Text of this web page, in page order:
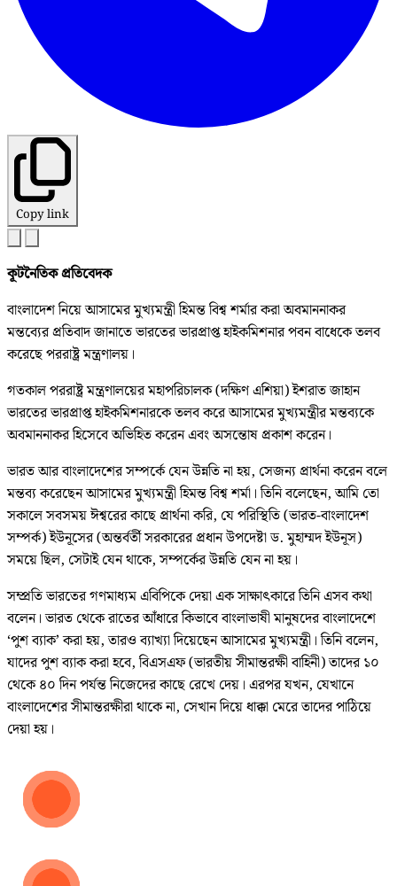
Copy link
কূটনৈতিক প্রতিবেদক
বাংলাদেশ নিয়ে আসামের মুখ্যমন্ত্রী হিমন্ত বিশ্ব শর্মার করা অবমাননাকর
মন্তব্যের প্রতিবাদ জানাতে ভারতের ভারপ্রাপ্ত হাইকমিশনার পবন বাধেকে তলব
করেছে পররাষ্ট্র মন্ত্রণালয়।
গতকাল পররাষ্ট্র মন্ত্রণালয়ের মহাপরিচালক (দক্ষিণ এশিয়া) ইশরাত জাহান
ভারতের ভারপ্রাপ্ত হাইকমিশনারকে তলব করে আসামের মুখ্যমন্ত্রীর মন্তব্যকে
অবমাননাকর হিসেবে অভিহিত করেন এবং অসন্তোষ প্রকাশ করেন।
ভারত আর বাংলাদেশের সম্পর্কে যেন উন্নতি না হয়, সেজন্য প্রার্থনা করেন বলে
মন্তব্য করেছেন আসামের মুখ্যমন্ত্রী হিমন্ত বিশ্ব শর্মা। তিনি বলেছেন, আমি তো
সকালে সবসময় ঈশ্বরের কাছে প্রার্থনা করি, যে পরিস্থিতি (ভারত-বাংলাদেশ
সম্পর্ক) ইউনূসের (অন্তর্বর্তী সরকারের প্রধান উপদেষ্টা ড. মুহাম্মদ ইউনূস)
সময়ে ছিল, সেটাই যেন থাকে, সম্পর্কের উন্নতি যেন না হয়।
সম্প্রতি ভারতের গণমাধ্যম এবিপিকে দেয়া এক সাক্ষাৎকারে তিনি এসব কথা
বলেন। ভারত থেকে রাতের আঁধারে কিভাবে বাংলাভাষী মানুষদের বাংলাদেশে
‘পুশ ব্যাক’ করা হয়, তারও ব্যাখ্যা দিয়েছেন আসামের মুখ্যমন্ত্রী। তিনি বলেন,
যাদের পুশ ব্যাক করা হবে, বিএসএফ (ভারতীয় সীমান্তরক্ষী বাহিনী) তাদের ১০
থেকে ৪০ দিন পর্যন্ত নিজেদের কাছে রেখে দেয়। এরপর যখন, যেখানে
বাংলাদেশের সীমান্তরক্ষীরা থাকে না, সেখান দিয়ে ধাক্কা মেরে তাদের পাঠিয়ে
দেয়া হয়।